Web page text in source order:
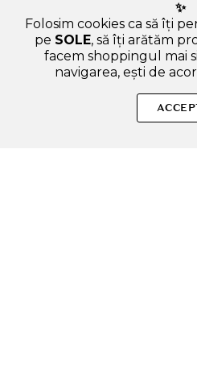
Disco candy tan - spuma
vegana si formula cruelty free,
✨
Folosim cookies ca să îți
pe SOLE, să îți arătăm
facem shoppingul mai
navigarea, ești de